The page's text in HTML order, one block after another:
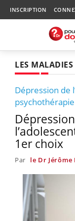
INSCRIPTION
LES MALADIES
Dépression de
1er choix
Par le Dr Jérôme